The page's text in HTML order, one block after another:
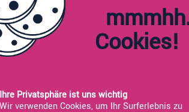
Ihre Privatsphäre ist uns wichtig
Wir verwenden Cookies, um Ihr Surferlebnis zu